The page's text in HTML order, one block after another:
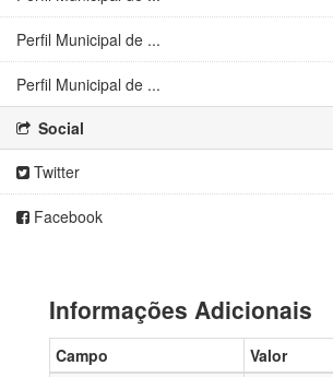
Perfil Municipal de ...
Perfil Municipal de ...
Social
Twitter
Facebook
Informações Adicionais
Campo
Valor